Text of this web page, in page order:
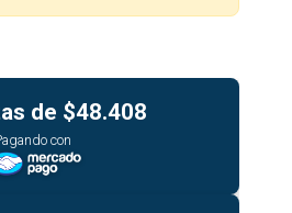
de $48.408
con